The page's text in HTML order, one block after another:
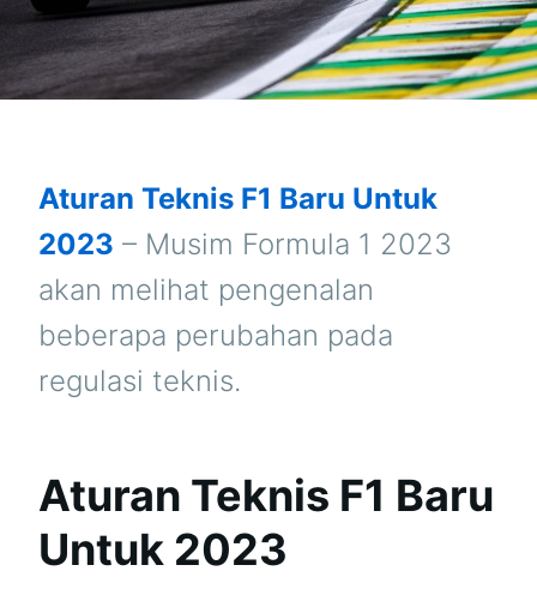
Aturan Teknis F1 Baru Untuk
2023 – Musim Formula 1 2023
akan melihat pengenalan
beberapa perubahan pada
regulasi teknis.
Aturan Teknis F1 Baru
Untuk 2023